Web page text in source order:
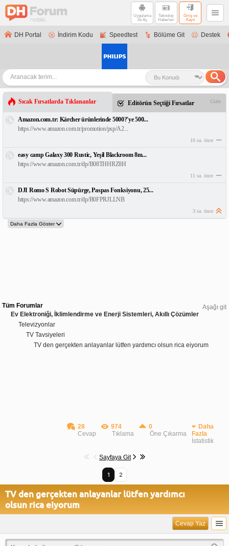
Uygulama
ile Aç
Teknoloji
Haberleri
Giriş ve
Kayıt
DH Portal İndirim Kodu Speedtest Bölüme Git Destek
Sıcak Fırsatlarda Tıklananlar Editörün Seçtiği Fırsatlar Gizle
Amazon.com.tr: Kärcher ürünlerinde 5000?'ye 500...
https://www.amazon.com.tr/promotion/psp/A2...
10 sa. önce
easy camp Galaxy 300 Rustic, Yeşil Blackroom 8m...
https://www.amazon.com.tr/dp/B08THHRZ8H
11 sa. önce
DJI Romo S Robot Süpürge, Paspas Fonksiyonu, 25...
https://www.amazon.com.tr/dp/B0FPRJLLNB
3 sa. önce
Aşağı git
Tüm Forumlar
Ev Elektroniği, İklimlendirme ve Enerji Sistemleri, Akıllı Çözümler
Televizyonlar
TV Tavsiyeleri
TV den gerçekten anlayanlar lütfen yardımcı olsun rica eiyorum
28
Cevap
974
Tıklama
0
Öne Çıkarma
Daha
Fazla
İstatistik
Sayfaya Git
1 2
TV den gerçekten anlayanlar lütfen yardımcı
olsun rica eiyorum
Cevap Yaz